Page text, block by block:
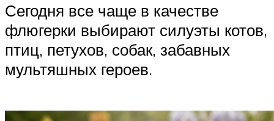
Сегодня все чаще в качестве
флюгерки выбирают силуэты котов,
птиц, петухов, собак, забавных
мультяшных героев.